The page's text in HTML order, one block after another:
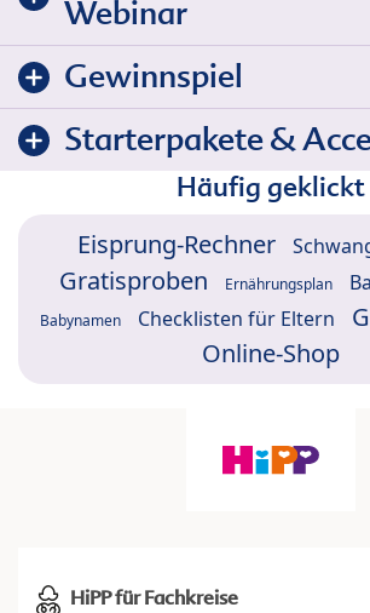
Webinar
Gewinnspiel
Starterpakete &
Häufig geklickt
Eisprung-Rechner
Gratisproben Ernährungsplan
Babynamen Checklisten für Eltern
Online-Shop
HiPP für Fachkreise